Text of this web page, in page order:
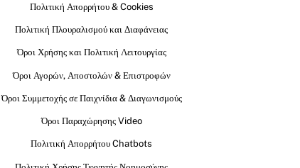
Πολιτική Απορρήτου & Cookies
Πολιτική Πλουραλισμού και Διαφάνειας
Όροι Χρήσης και Πολιτική Λειτουργίας
Όροι Αγορών, Αποστολών & Επιστροφών
Όροι Συμμετοχής σε Παιχνίδια & Διαγωνισμούς
Όροι Παραχώρησης Video
Πολιτική Απορρήτου Chatbots